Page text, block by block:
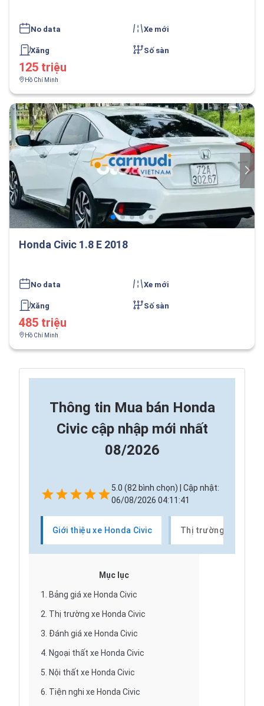
No data Xe mới
Xăng Số sàn
125 triệu
Hồ Chí Minh
Honda Civic 1.8 E 2018
No data Xe mới
Xăng Số sàn
485 triệu
Hồ Chí Minh
Thông tin Mua bán Honda
Civic cập nhập mới nhất
08/2026
5.0 (82 bình chọn) | Cập nhật:
06/08/2026 04:11:41
Giới thiệu xe Honda Civic Thị trường xe
Mục lục
1. Bảng giá xe Honda Civic
2. Thị trường xe Honda Civic
3. Đánh giá xe Honda Civic
4. Ngoại thất xe Honda Civic
5. Nội thất xe Honda Civic
6. Tiện nghi xe Honda Civic